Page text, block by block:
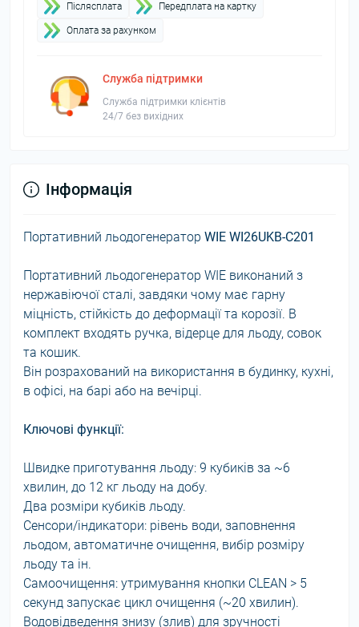
Пiслясплата Передплата на картку
Оплата за рахунком
Служба підтримки
Служба підтримки клієнтів
24/7 без вихідних
Інформація
Портативний льодогенератор WIE WI26UKB-С201
Портативний льодогенератор WIE виконаний з
нержавіючої сталі, завдяки чому має гарну
міцність, стійкість до деформації та корозії. В
комплект входять ручка, відерце для льоду, совок
та кошик.
Він розрахований на використання в будинку, кухні,
в офісі, на барі або на вечірці.
Ключові функції:
Швидке приготування льоду: 9 кубиків за ~6
хвилин, до 12 кг льоду на добу.
Два розміри кубиків льоду.
Сенсори/індикатори: рівень води, заповнення
льодом, автоматичне очищення, вибір розміру
льоду та ін.
Самоочищення: утримування кнопки CLEAN > 5
секунд запускає цикл очищення (~20 хвилин).
Водовідведення знизу (злив) для зручності